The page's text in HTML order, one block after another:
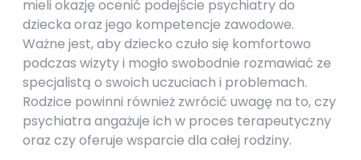
mieli okazję ocenić podejście psychiatry do
dziecka oraz jego kompetencje zawodowe.
Ważne jest, aby dziecko czuło się komfortowo
podczas wizyty i mogło swobodnie rozmawiać ze
specjalistą o swoich uczuciach i problemach.
Rodzice powinni również zwrócić uwagę na to, czy
psychiatra angażuje ich w proces terapeutyczny
oraz czy oferuje wsparcie dla całej rodziny.